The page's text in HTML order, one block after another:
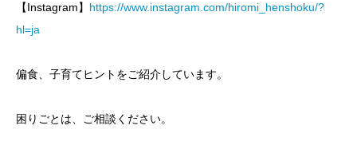
【Instagram】 https://www.instagram.com/hiromi_henshoku/?
hl=ja
偏食、子育てヒントをご紹介しています。
困りごとは、ご相談ください。